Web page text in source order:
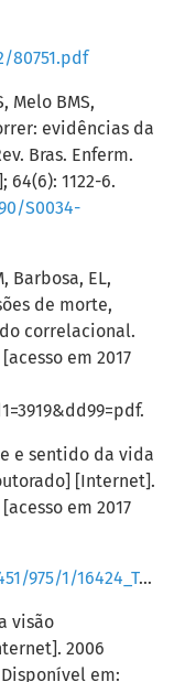
80751.pdf
Melo BMS,
evidências da
Bras. Enferm.
64(6): 1122-6.
S0034-
Barbosa, EL,
de morte,
correlacional.
em 2017
e sentido da vida
[Internet].
em 2017
http://repositorio.ul.pt/bitstream/10451/975/1/16424_Tese_Teresa_Andrade_versfinal.pdf
visão
2006
Disponível em: